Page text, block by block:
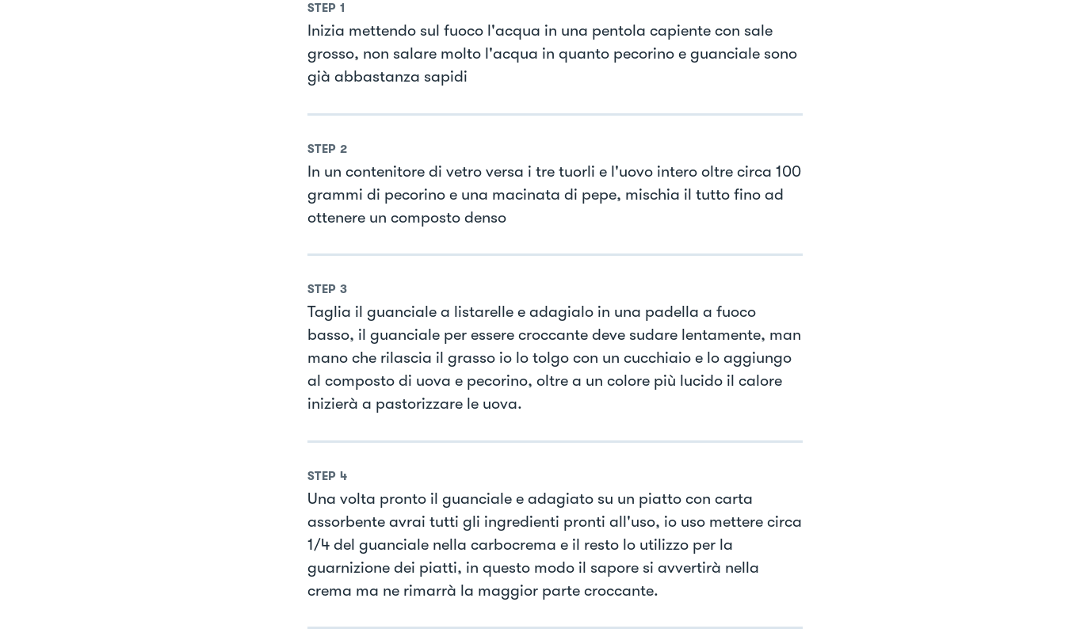
STEP 1
Inizia mettendo sul fuoco l'acqua in una pentola capiente con sale
grosso, non salare molto l'acqua in quanto pecorino e guanciale sono
già abbastanza sapidi
STEP 2
In un contenitore di vetro versa i tre tuorli e l'uovo intero oltre circa 100
grammi di pecorino e una macinata di pepe, mischia il tutto fino ad
ottenere un composto denso
STEP 3
Taglia il guanciale a listarelle e adagialo in una padella a fuoco
basso, il guanciale per essere croccante deve sudare lentamente, man
mano che rilascia il grasso io lo tolgo con un cucchiaio e lo aggiungo
al composto di uova e pecorino, oltre a un colore più lucido il calore
inizierà a pastorizzare le uova.
STEP 4
Una volta pronto il guanciale e adagiato su un piatto con carta
assorbente avrai tutti gli ingredienti pronti all'uso, io uso mettere circa
1/4 del guanciale nella carbocrema e il resto lo utilizzo per la
guarnizione dei piatti, in questo modo il sapore si avvertirà nella
crema ma ne rimarrà la maggior parte croccante.